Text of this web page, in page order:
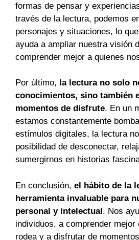
formas de pensar y
través de la lectura, podemos
personajes y situaciones, lo
ayuda a ampliar nuestra visión
comprender mejor a quienes
Por último, la lectura no solo
conocimientos, sino también
momentos de disfrute. En un
estamos constantemente
estímulos digitales, la lectura
posibilidad de desconectar,
sumergirnos en historias
En conclusión, el hábito de la
herramienta invaluable para
personal y intelectual. Nos
individuos, a comprender mejor
rodea y a disfrutar de